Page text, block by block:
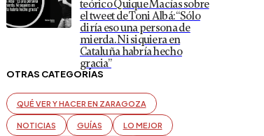
teórico Quique Macías sobre
el tweet de Toni Albá: “Sólo
diría eso una persona de
mierda. Ni siquiera en
Cataluña habría hecho
gracia”
OTRAS CATEGORÍAS
QUÉ VER Y HACER EN ZARAGOZA
NOTICIAS GUÍAS LO MEJOR